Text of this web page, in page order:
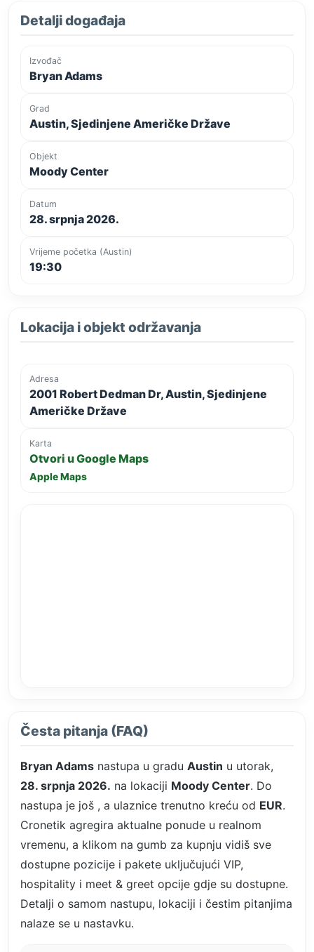
Detalji događaja
Izvođač
Bryan Adams
Grad
Austin, Sjedinjene Američke Države
Objekt
Moody Center
Datum
28. srpnja 2026.
Vrijeme početka (Austin)
19:30
Lokacija i objekt održavanja
Adresa
2001 Robert Dedman Dr, Austin, Sjedinjene
Američke Države
Karta
Otvori u Google Maps
Apple Maps
Česta pitanja (FAQ)
Bryan Adams nastupa u gradu Austin u utorak,
28. srpnja 2026. na lokaciji Moody Center. Do
nastupa je još , a ulaznice trenutno kreću od EUR.
Cronetik agregira aktualne ponude u realnom
vremenu, a klikom na gumb za kupnju vidiš sve
dostupne pozicije i pakete uključujući VIP,
hospitality i meet & greet opcije gdje su dostupne.
Detalji o samom nastupu, lokaciji i čestim pitanjima
nalaze se u nastavku.